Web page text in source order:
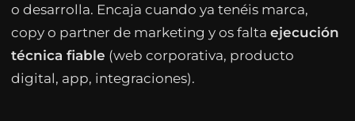
o desarrolla. Encaja cuando ya tenéis marca,
copy o partner de marketing y os falta ejecución
técnica fiable (web corporativa, producto
digital, app, integraciones).